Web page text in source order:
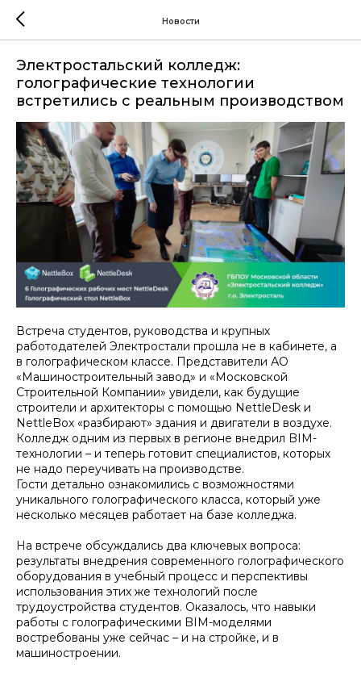
Новости
Электростальский колледж:
голографические технологии
встретились с реальным производством
Встреча студентов, руководства и крупных
работодателей Электростали прошла не в кабинете, а
в голографическом классе. Представители АО
«Машиностроительный завод» и «Московской
Строительной Компании» увидели, как будущие
строители и архитекторы с помощью NettleDesk и
NettleBox «разбирают» здания и двигатели в воздухе.
Колледж одним из первых в регионе внедрил BIM-
технологии – и теперь готовит специалистов, которых
не надо переучивать на производстве.
Гости детально ознакомились с возможностями
уникального голографического класса, который уже
несколько месяцев работает на базе колледжа.
На встрече обсуждались два ключевых вопроса:
результаты внедрения современного голографического
оборудования в учебный процесс и перспективы
использования этих же технологий после
трудоустройства студентов. Оказалось, что навыки
работы с голографическими BIM-моделями
востребованы уже сейчас – и на стройке, и в
машиностроении.